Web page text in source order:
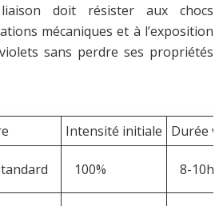
liaison doit résister aux chocs
mécaniques et à l’exposition
sans perdre ses propriétés
Intensité initiale Durée
100% 8-10h